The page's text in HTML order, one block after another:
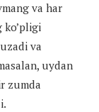
va har
ko’pligi
va
uydan
zumda